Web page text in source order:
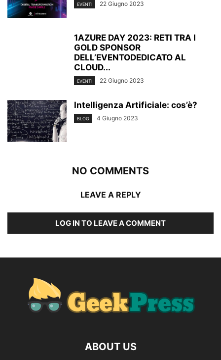
EVENTI 22 Giugno 2023
1AZURE DAY 2023: RETI TRA I
GOLD SPONSOR
DELL’EVENTODEDICATO AL
CLOUD...
EVENTI 22 Giugno 2023
Intelligenza Artificiale: cos’è?
BLOG 4 Giugno 2023
NO COMMENTS
LEAVE A REPLY
LOG IN TO LEAVE A COMMENT
ABOUT US